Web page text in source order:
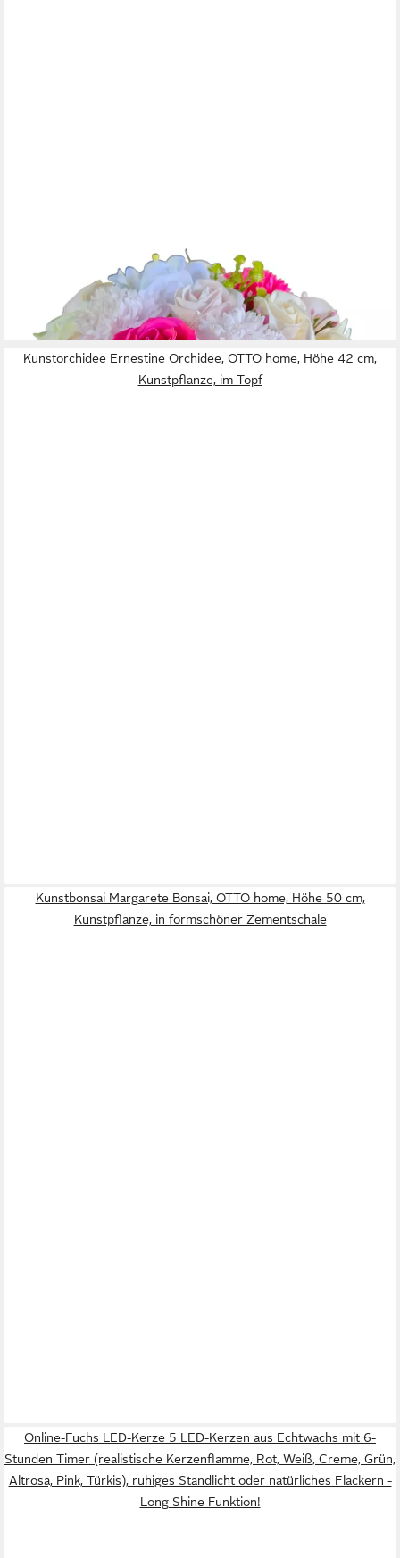
Kunstblumenstrauß Flowerbox mit Seifenblumen, Höhe 22 cm,
Blumenkasten - Geschenk Seife Rosen
lieferbar - in 2-3 Werktagen bei dir
Kunstorchidee Ernestine Orchidee, OTTO home, Höhe 42 cm,
Kunstpflanze, im Topf
Kunstbonsai Margarete Bonsai, OTTO home, Höhe 50 cm,
Kunstpflanze, in formschöner Zementschale
Online-Fuchs LED-Kerze 5 LED-Kerzen aus Echtwachs mit 6-
Stunden Timer (realistische Kerzenflamme, Rot, Weiß, Creme, Grün,
Altrosa, Pink, Türkis), ruhiges Standlicht oder natürliches Flackern -
Long Shine Funktion!